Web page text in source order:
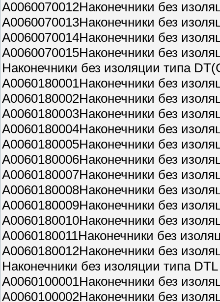
A0060070012Наконечники без
A0060070013Наконечники без
A0060070014Наконечники без
A0060070015Наконечники без
Наконечники без изоляции типа
A0060180001Наконечники без
A0060180002Наконечники без
A0060180003Наконечники без
A0060180004Наконечники без
A0060180005Наконечники без
A0060180006Наконечники без
A0060180007Наконечники без
A0060180008Наконечники без
A0060180009Наконечники без
A0060180010Наконечники без
A0060180011Наконечники без
A0060180012Наконечники без
Наконечники без изоляции типа
A0060100001Наконечники без
A0060100002Наконечники без